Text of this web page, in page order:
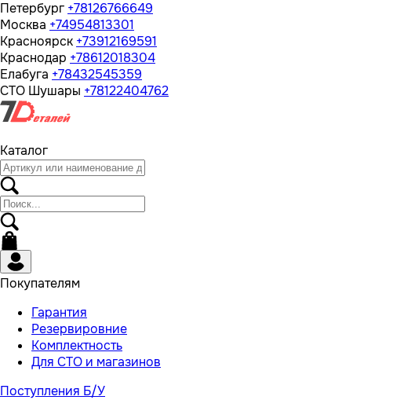
Петербург +78126766649
Москва +74954813301
Красноярск +73912169591
Краснодар +78612018304
Елабуга +78432545359
СТО Шушары +78122404762
Каталог
Покупателям
Гарантия
Резервировние
Комплектность
Для СТО и магазинов
Поступления Б/У